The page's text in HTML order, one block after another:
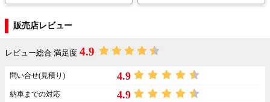
販売店レビュー
レビュー総合 満足度 4.9
問い合せ(見積り) 4.9
納車までの対応 4.9